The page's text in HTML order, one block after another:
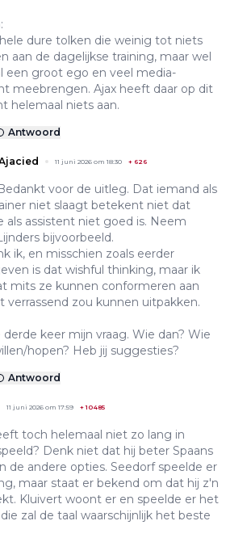
dure tolken die weinig tot niets
aan de dagelijkse training, maar wel
een groot ego en veel media-
meebrengen. Ajax heeft daar op dit
helemaal niets aan.
Antwoord
11 juni 2026 om 18:30 + 626
voor de uitleg. Dat iemand als
niet slaagt betekent niet dat
als assistent niet goed is. Neem
bijvoorbeeld.
ik, en misschien zoals eerder
is dat wishful thinking, maar ik
mits ze kunnen conformeren aan
verrassend zou kunnen uitpakken.
derde keer mijn vraag. Wie dan? Wie
hopen? Heb jij suggesties?
Antwoord
11 juni 2026 om 17:59 +10485
toch helemaal niet zo lang in
Denk niet dat hij beter Spaans
de andere opties. Seedorf speelde er
maar staat er bekend om dat hij z'n
Kluivert woont er en speelde er het
zal de taal waarschijnlijk het beste